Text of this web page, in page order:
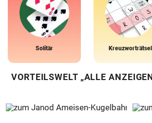
Solitär Kreuzworträtsel
VORTEILSWELT „ALLE